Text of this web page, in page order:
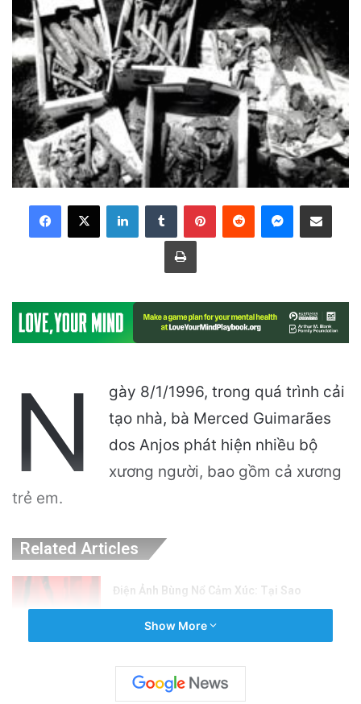
LinkedInTumblr PinterestReddit Messenger
Share via Email
Print
N
gày 8/1/1996, trong quá trình cải
tạo nhà, bà Merced Guimarães
dos Anjos phát hiện nhiều bộ
xương người, bao gồm cả xương
trẻ em.
Related Articles
Điện Ảnh Bùng Nổ Cảm Xúc: Tại Sao
Cách Mạnh Mẽ?
5 hours ago
Cảnh Báo: Công An Xử Phạt Người Chia Sẻ
Show More